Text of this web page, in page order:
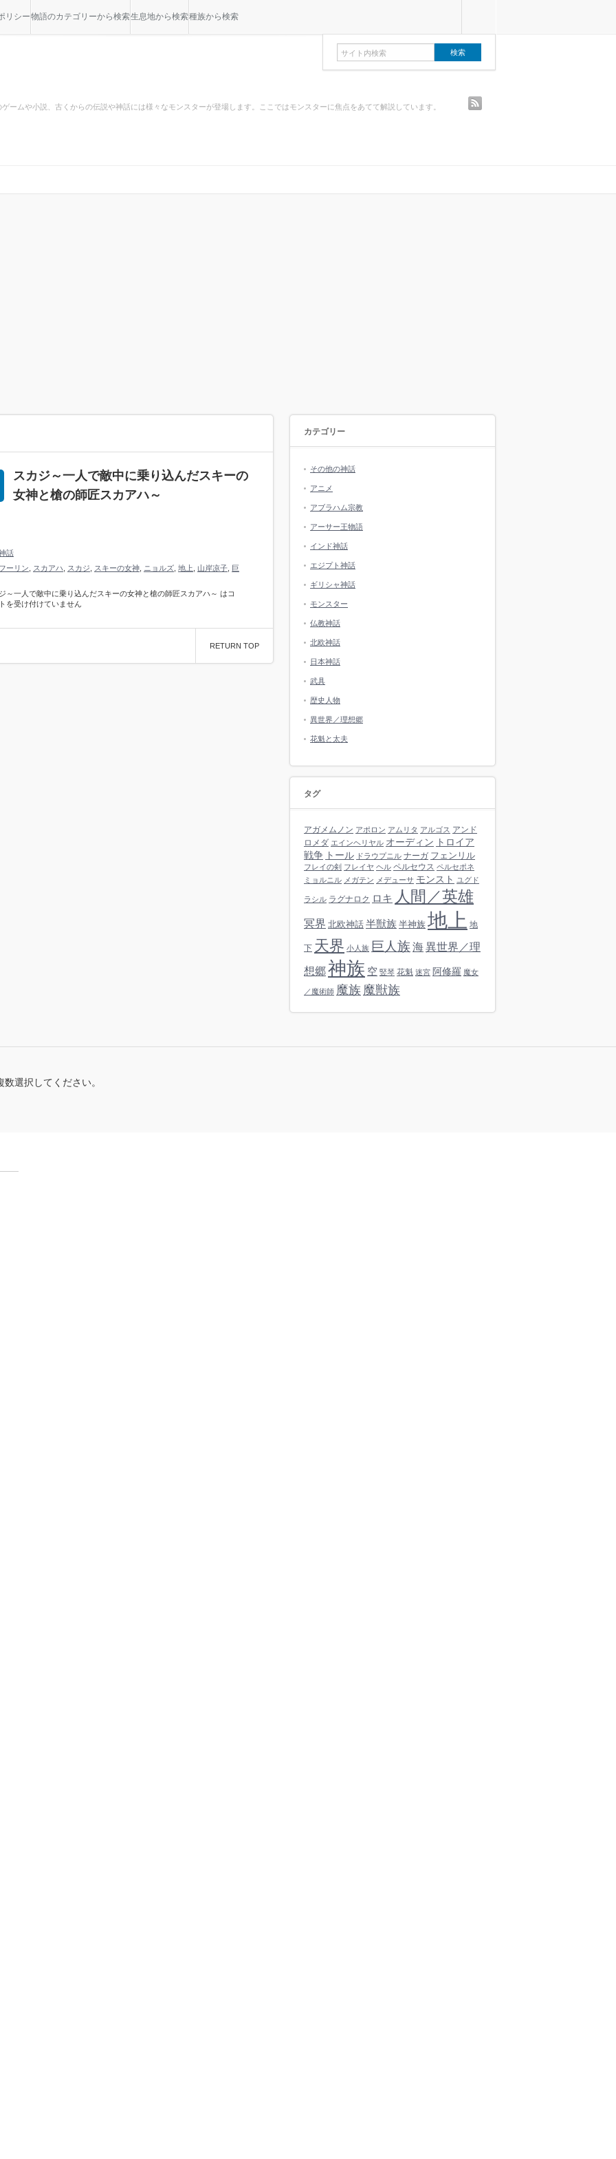
リシー物語のカテゴリーから検索生息地から検索種族から検索
ームや小説、古くからの伝説や神話には様々なモンスターが登場します。ここではモンスターに焦点をあてて解説しています。
スカジ～一人で敵中に乗り込んだスキーの
女神と槍の師匠スカアハ～
話
ーリン
スカアハ スカジ スキーの女神 ニョルズ 地上 山岸凉子 巨
～一人で敵中に乗り込んだスキーの女神と槍の師匠スカアハ～ は コ
を受け付けていません
RETURN TOP
カテゴリー
その他の神話
アニメ
アブラハム宗教
アーサー王物語
インド神話
エジプト神話
ギリシャ神話
モンスター
仏教神話
北欧神話
日本神話
武具
歴史人物
異世界／理想郷
花魁と太夫
タグ
アガメムノン アポロン アムリタ アルゴス アンド
ロメダ エインヘリヤル オーディン トロイア
戦争 トール ドラウプニル ナーガ フェンリル
フレイの剣 フレイヤ ヘル ペルセウス ペルセポネ
ミョルニル メガテン メデューサ モンスト ユグド
ラシル ラグナロク ロキ 人間／英雄
冥界 北欧神話 半獣族 半神族 地上 地
下 天界 小人族 巨人族 海異世界／理
想郷神族 空 竪琴 花魁 迷宮 阿修羅 魔女
／魔術師 魔族 魔獣族
選択してください。